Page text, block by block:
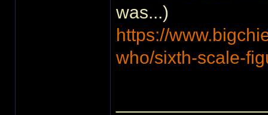
was...)
https://
who/sixth-scale-